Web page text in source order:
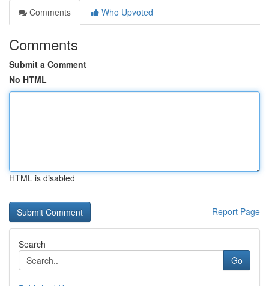
Comments
Who Upvoted
Comments
Submit a Comment
No HTML
HTML is disabled
Report Page
Search
Go